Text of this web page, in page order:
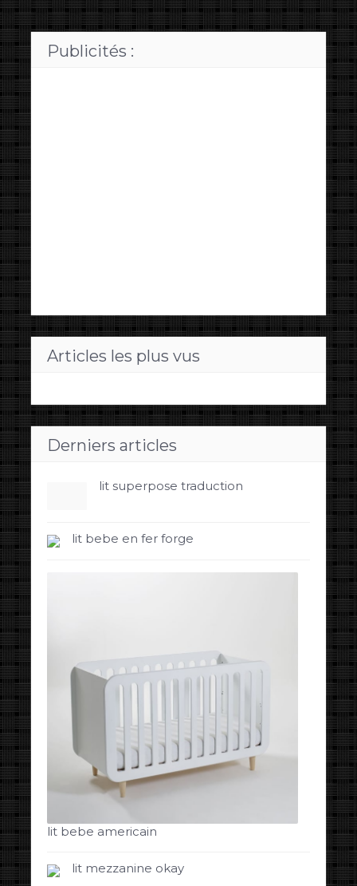
Publicités :
Articles les plus vus
Derniers articles
lit superpose traduction
lit bebe en fer forge
lit bebe americain
lit mezzanine okay